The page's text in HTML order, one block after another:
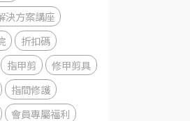
決方案講座
折扣碼
指甲剪
修甲剪具
指間修護
會員專屬福利